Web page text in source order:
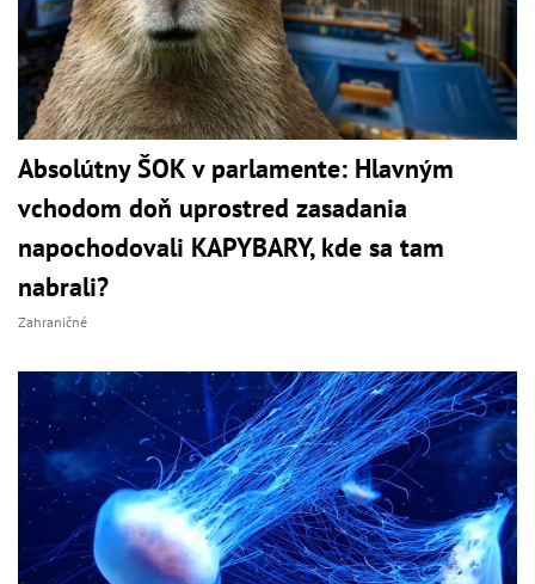
Absolútny ŠOK v parlamente: Hlavným
vchodom doň uprostred zasadania
napochodovali KAPYBARY, kde sa tam
nabrali?
Zahraničné